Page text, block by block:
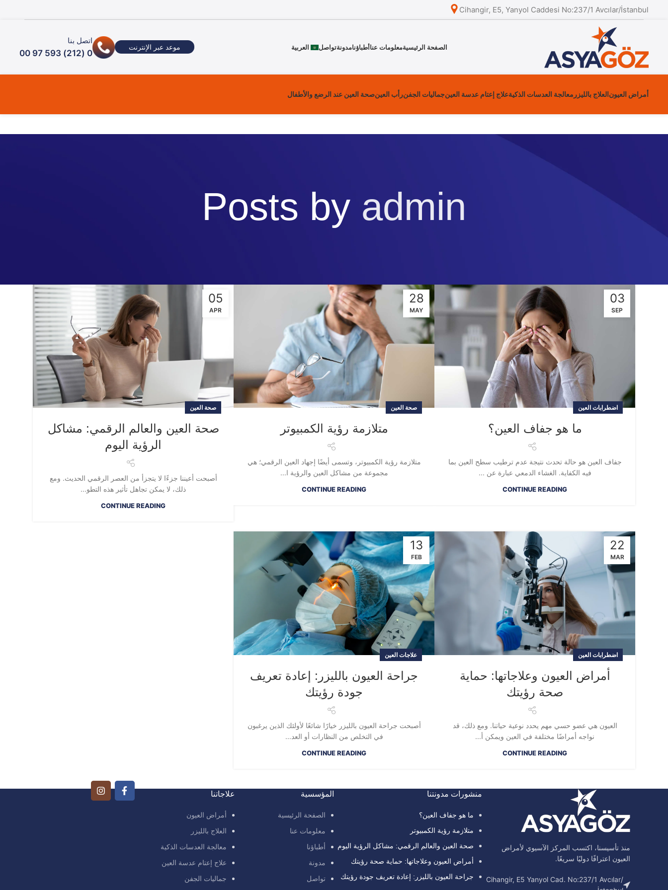
Cihangir, E5, Yanyol Caddesi No:237/1 Avcılar/İstanbul
الصفحة الرئيسيةمعلومات عناأطباؤنامدونةتواصل العربية موعد عبر الإنترنت
اتصل بنا
0 (212) 593 97 00
أمراض العيونالعلاج بالليزر معالجة العدسات الذكيةعلاج إعتام عدسة العينجماليات الجفنرأب العينصحة العين عند الرضع والأطفال
Posts by admin
03
SEP
اضطرابات العين
ما هو جفاف العين؟
جفاف العين هو حالة تحدث نتيجة عدم ترطيب سطح العين بما
فيه الكفاية. الغشاء الدمعي عبارة عن ...
CONTINUE READING
28
MAY
صحة العين
متلازمة رؤية الكمبيوتر
متلازمة رؤية الكمبيوتر، وتسمى أيضًا إجهاد العين الرقمي؛ هي
مجموعة من مشاكل العين والرؤية ا...
CONTINUE READING
05
APR
صحة العين
صحة العين والعالم الرقمي: مشاكل
الرؤية اليوم
أصبحت أعيننا جزءًا لا يتجزأ من العصر الرقمي الحديث. ومع
ذلك، لا يمكن تجاهل تأثير هذه التطو...
CONTINUE READING
22
MAR
اضطرابات العين
أمراض العيون وعلاجاتها: حماية
صحة رؤيتك
العيون هي عضو حسي مهم يحدد نوعية حياتنا. ومع ذلك، قد
نواجه أمراضًا مختلفة في العين ويمكن أ...
CONTINUE READING
13
FEB
علاجات العين
جراحة العيون بالليزر: إعادة تعريف
جودة رؤيتك
أصبحت جراحة العيون بالليزر خيارًا شائعًا لأولئك الذين يرغبون
في التخلص من النظارات أو العد...
CONTINUE READING
منذ تأسيسنا، اكتسب المركز الآسيوي لأمراض
العيون اعترافًا دوليًا سريعًا.
Cihangir, E5 Yanyol Cad. No:237/1 Avcılar/
منشورات مدونتنا
ما هو جفاف العين؟
متلازمة رؤية الكمبيوتر
صحة العين والعالم الرقمي: مشاكل الرؤية اليوم
أمراض العيون وعلاجاتها: حماية صحة رؤيتك
جراحة العيون بالليزر: إعادة تعريف جودة رؤيتك
المؤسسية
الصفحة الرئيسية
معلومات عنا
أطباؤنا
مدونة
تواصل
علاجاتنا
أمراض العيون
العلاج بالليزر
معالجة العدسات الذكية
علاج إعتام عدسة العين
جماليات الجفن